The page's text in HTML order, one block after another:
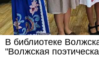
В библиотеке
"Волжская